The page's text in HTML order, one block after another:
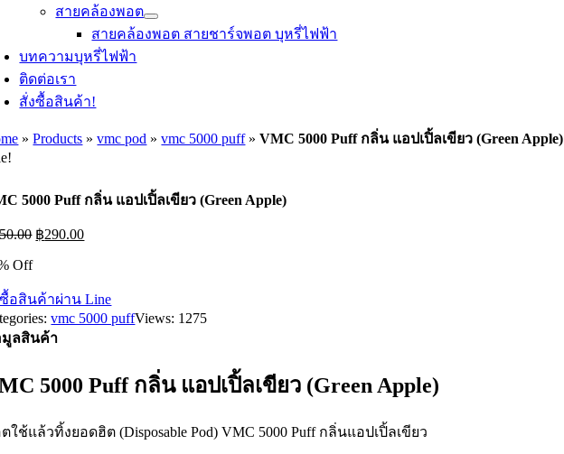
สายคล้องพอต
สายคล้องพอต สายชาร์จพอต บุหรี่ไฟฟ้า
บทความบุหรี่ไฟฟ้า
ติดต่อเรา
สั่งซื้อสินค้า!
»Products »vmc pod »vmc 5000 puff»VMC 5000 Puff กลิ่น แอปเปิ้ลเขียว (Green Apple)
5000 Puff กลิ่น แอปเปิ้ลเขียว (Green Apple)
Original
฿290.00Current
Off
อสินค้าผ่าน Line
vmc 5000 puffViews: 1275
ลสินค้า
5000 Puff กลิ่น แอปเปิ้ลเขียว (Green Apple)
ใช้แล้วทิ้งยอดฮิต (Disposable Pod) VMC 5000 Puff กลิ่นแอปเปิ้ลเขียว